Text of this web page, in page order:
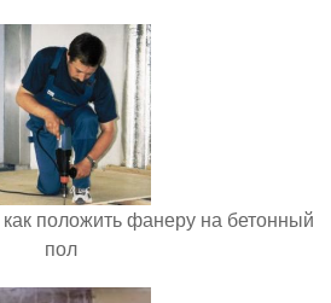
положить фанеру на бетонный
пол